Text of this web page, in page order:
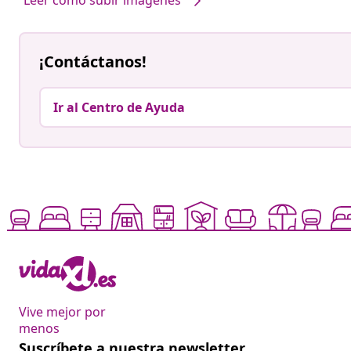
¡Contáctanos!
Ir al Centro de Ayuda
Vive mejor por
menos